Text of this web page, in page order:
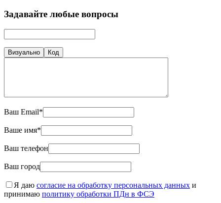
Задавайте любые вопросы
Визуально Код
Ваш Email*
Ваше имя*
Ваш телефон
Ваш город
Я даю согласие на обработку персональных данных и
принимаю политику обработки ПДн в ФСЭ